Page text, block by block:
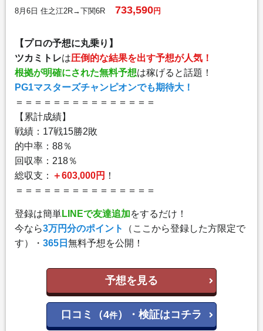
8月6日 住之江2R→下関6R 733,590円
【プロの予想に丸乗り】
ツカミトレは圧倒的な結果を出す予想が人気！
根拠が明確にされた無料予想は稼げると話題！
PG1マスターズチャンピオンでも期待大！
＝＝＝＝＝＝＝＝＝＝＝＝＝＝＝
【累計成績】
戦績：17戦15勝2敗
的中率：88％
回収率：218％
総収支：
＋603,000円 ！
＝＝＝＝＝＝＝＝＝＝＝＝＝＝＝
登録は簡単LINEで友達追加をするだけ！
今なら3万円分のポイント
（ここから登録した方限定で
す）・ 365日 無料予想を公開！
予想を見る
口コミ（4件）・検証はコチラ